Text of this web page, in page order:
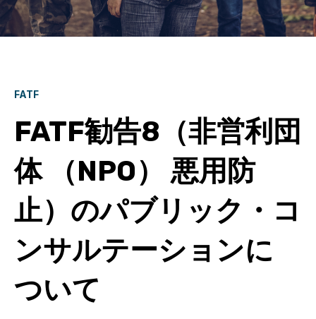
FATF
FATF勧告8（非営利団
体 （NPO） 悪用防
止）のパブリック・コ
ンサルテーションに
ついて